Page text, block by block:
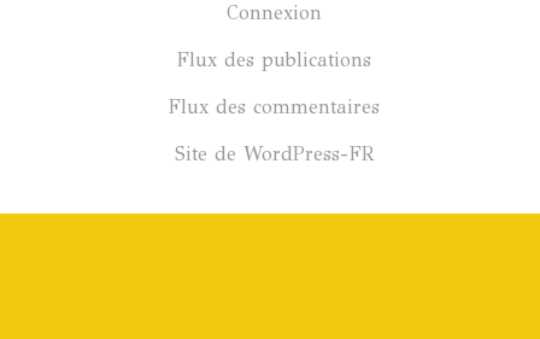
Connexion
Flux des publications
Flux des commentaires
Site de WordPress-FR